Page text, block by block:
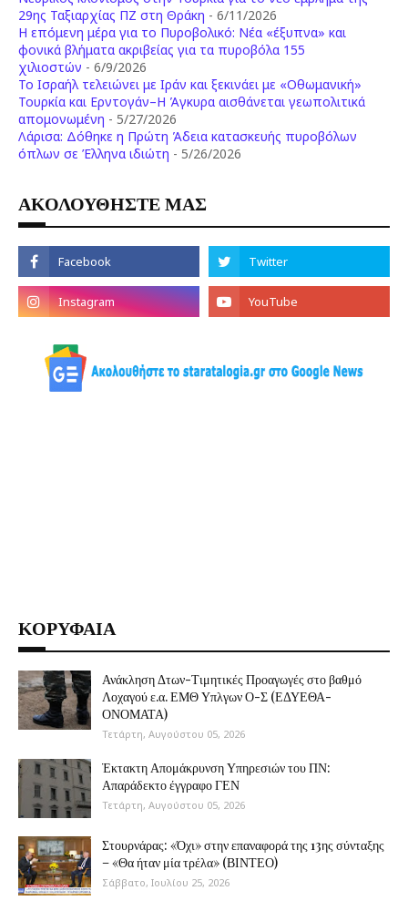
29ης Ταξιαρχίας ΠΖ στη Θράκη - 6/11/2026
Η επόμενη μέρα για το Πυροβολικό: Νέα «έξυπνα» και
φονικά βλήματα ακριβείας για τα πυροβόλα 155
χιλιοστών - 6/9/2026
Το Ισραήλ τελειώνει με Ιράν και ξεκινάει με «Οθωμανική»
Τουρκία και Ερντογάν–Η Άγκυρα αισθάνεται γεωπολιτικά
απομονωμένη - 5/27/2026
Λάρισα: Δόθηκε η Πρώτη Άδεια κατασκευής πυροβόλων
όπλων σε Έλληνα ιδιώτη - 5/26/2026
ΑΚΟΛΟΥΘΗΣΤΕ ΜΑΣ
ΚΟΡΥΦΑΙΑ
Ανάκληση Δτων-Τιμητικές Προαγωγές στο βαθμό
Λοχαγού ε.α. ΕΜΘ Υπλγων Ο-Σ (ΕΔΥΕΘΑ-
ΟΝΟΜΑΤΑ)
Τετάρτη, Αυγούστου 05, 2026
Έκτακτη Απομάκρυνση Υπηρεσιών του ΠΝ:
Απαράδεκτο έγγραφο ΓΕΝ
Τετάρτη, Αυγούστου 05, 2026
Στουρνάρας: «Όχι» στην επαναφορά της 13ης σύνταξης
– «Θα ήταν μία τρέλα» (ΒΙΝΤΕΟ)
Σάββατο, Ιουλίου 25, 2026